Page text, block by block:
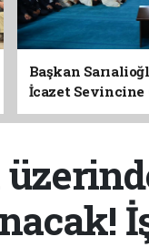
Başkan
İcazet Sevincine